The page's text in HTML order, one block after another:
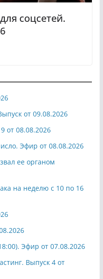
соцсетей.
от 09.08.2026
от 08.08.2026
Эфир от 08.08.2026
ее органом
на неделю с 10 по 16
Эфир от 07.08.2026
Выпуск 4 от